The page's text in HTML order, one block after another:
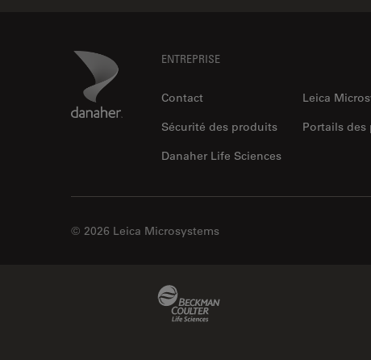
Danaher Logo ENTREPRISE
Contact
Leica
Sécurité des produits
Portails des
Danaher Life Sciences
© 2026 Leica Microsystems